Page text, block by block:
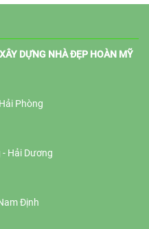
DỰNG NHÀ ĐẸP HOÀN MỸ
Phòng
Hải Dương
Định